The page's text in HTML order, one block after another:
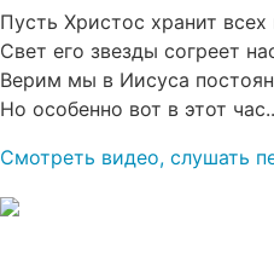
Пусть Христос хранит всех
Свет его звезды согреет
Верим мы в Иисуса
Но особенно вот в этот
Смотреть видео, слушать